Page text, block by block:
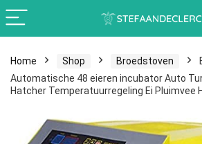
Home Shop Broedstoven
Automatische 48 eieren incubator Auto
Hatcher Temperatuurregeling Ei Pluimvee